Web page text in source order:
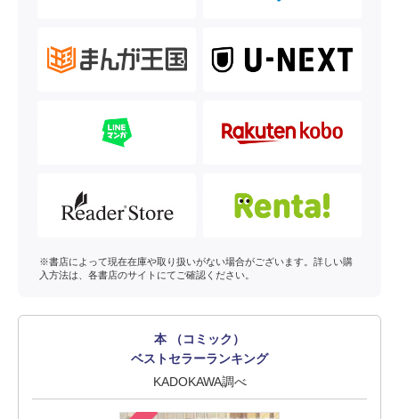
※書店によって現在在庫や取り扱いがない場合がございます。詳しい購
入方法は、各書店のサイトにてご確認ください。
本 （コミック）
ベストセラーランキング
KADOKAWA調べ